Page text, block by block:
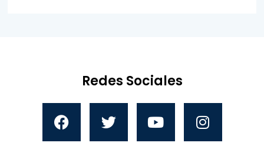
Redes Sociales